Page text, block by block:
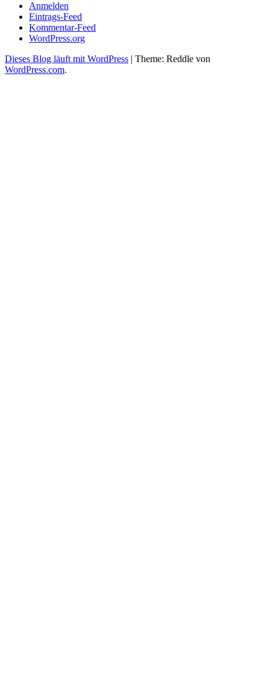
Anmelden
Eintrags-Feed
Kommentar-Feed
WordPress.org
Dieses Blog läuft mit WordPress | Theme: Reddle von
WordPress.com.